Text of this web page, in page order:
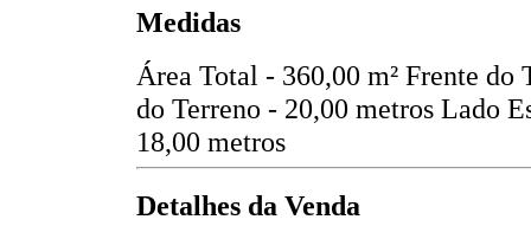
Medidas
Área Total - 360,00 m² Frente do
do Terreno - 20,00 metros Lado
18,00 metros
Detalhes da Venda